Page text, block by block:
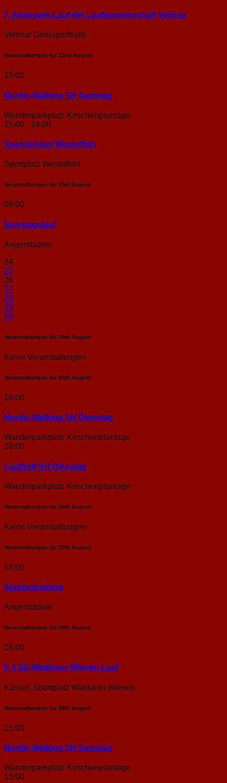
7. Ahnepark-Lauf der Laufgemeinschaft Vellmar
Vellmar Großsporthalle
Veranstaltungen für 22nd August
15:00
Nordic-Walking SH Samstag
Wanderparkplatz Kirschenplantage
15:00 - 18:00
Spendenlauf Westuffeln
Sportplatz Westuffeln
Veranstaltungen für 23rd August
09:00
Sonntags­lauf
Angerstadion
24
25
26
27
28
29
30
Veranstaltungen für 24th August
Keine Veranstaltungen
Veranstaltungen für 25th August
18:00
Nordic-Walking SH Dienstag
Wanderparkplatz Kirschenplantage
18:00
Lauftreff SH Dienstag
Wanderparkplatz Kirschenplantage
Veranstaltungen für 26th August
Keine Veranstaltungen
Veranstaltungen für 27th August
18:00
Stadion­training
Angerstadion
Veranstaltungen für 28th August
18:00
5. LSG-Waldauer-Wiesen-Lauf
Kassel, Sportplatz Waldauer Wiesen
Veranstaltungen für 29th August
15:00
Nordic-Walking SH Samstag
Wanderparkplatz Kirschenplantage
15:00